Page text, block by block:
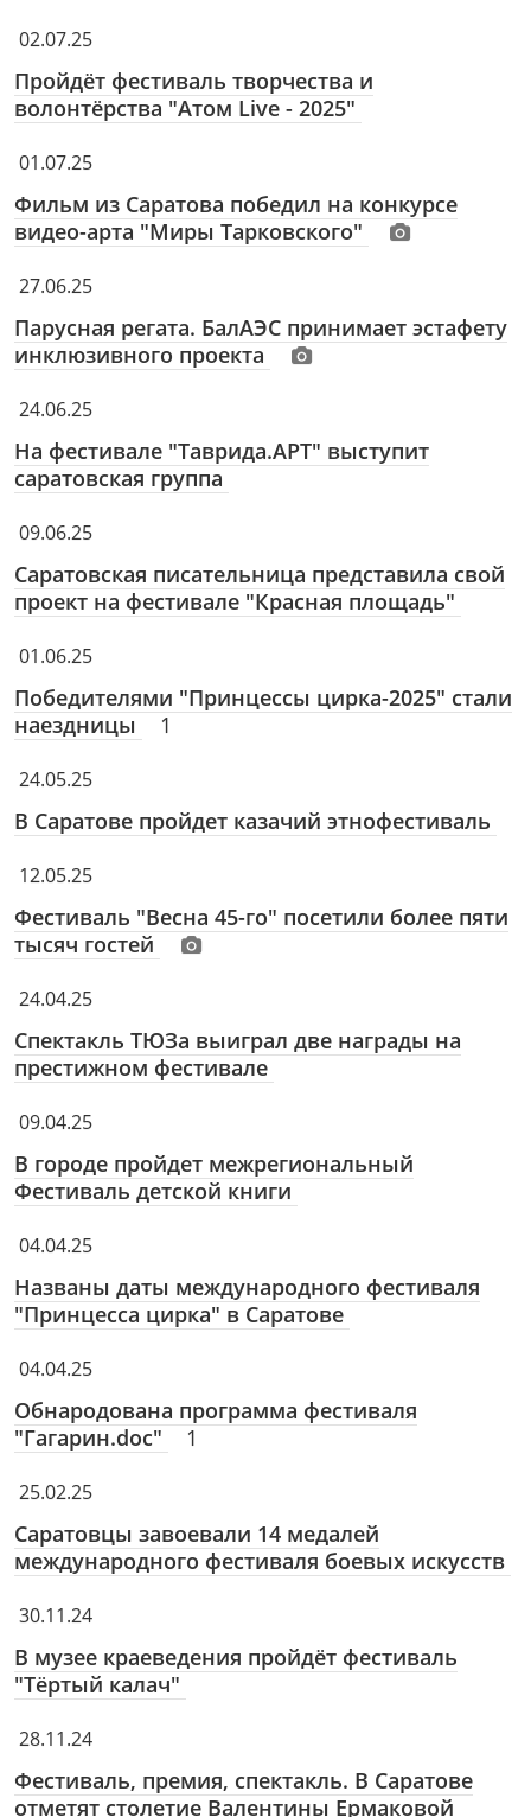
02.07.25
Пройдёт фестиваль творчества и
волонтёрства "Атом Live - 2025"
01.07.25
Фильм из Саратова победил на конкурсе
видео-арта "Миры Тарковского"
27.06.25
Парусная регата. БалАЭС принимает эстафету
инклюзивного проекта
24.06.25
На фестивале "Таврида.АРТ" выступит
саратовская группа
09.06.25
Саратовская писательница представила свой
проект на фестивале "Красная площадь"
01.06.25
Победителями "Принцессы цирка-2025" стали
наездницы
1
24.05.25
В Саратове пройдет казачий этнофестиваль
12.05.25
Фестиваль "Весна 45-го" посетили более пяти
тысяч гостей
24.04.25
Спектакль ТЮЗа выиграл две награды на
престижном фестивале
09.04.25
В городе пройдет межрегиональный
Фестиваль детской книги
04.04.25
Названы даты международного фестиваля
"Принцесса цирка" в Саратове
04.04.25
Обнародована программа фестиваля
"Гагарин.doc"
1
25.02.25
Саратовцы завоевали 14 медалей
международного фестиваля боевых искусств
30.11.24
В музее краеведения пройдёт фестиваль
"Тёртый калач"
28.11.24
Фестиваль, премия, спектакль. В Саратове
отметят столетие Валентины Ермаковой